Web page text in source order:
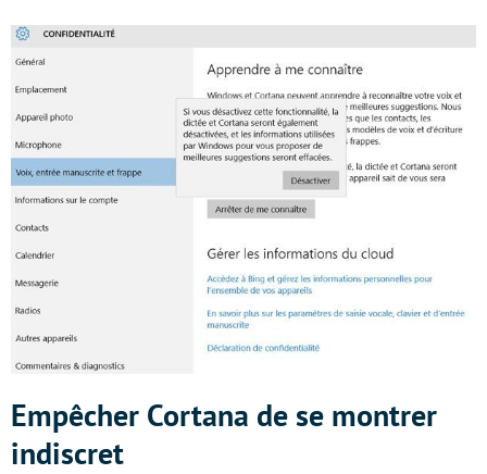
Empêcher Cortana de se montrer
indiscret